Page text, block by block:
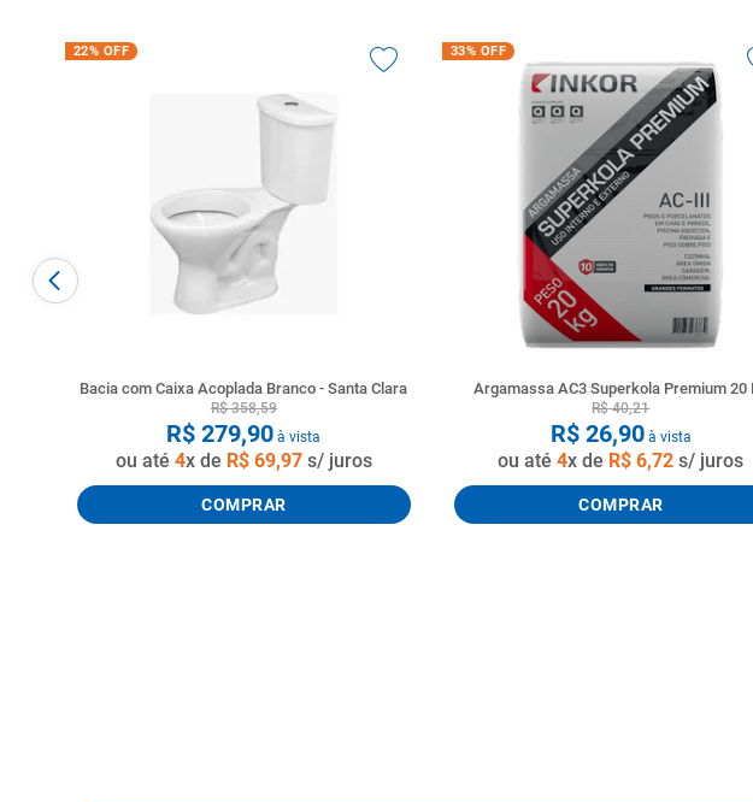
22% OFF
Bacia com Caixa Acoplada Branco - Santa Clara
R$ 358,59
R$ 279,90 à vista
ou até 4x de R$ 69,97s/ juros
COMPRAR
33% OFF
Argamassa AC3 Superkola Premium 20
R$ 40,21
R$ 26,90à vista
ou até4x de R$ 6,72 s/ juros
COMPRAR